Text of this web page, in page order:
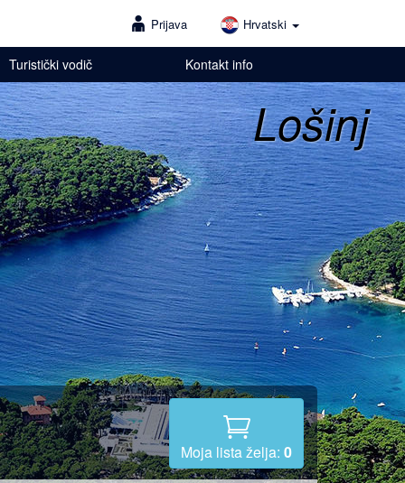
Prijava Hrvatski
Turistički vodič Kontakt info
Lošinj
Moja lista želja: 0